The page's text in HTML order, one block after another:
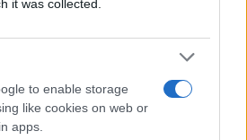
it was collected.
to enable storage
like cookies on web or
apps.
για τον ΟΤΕ στη διεθνή σειρά